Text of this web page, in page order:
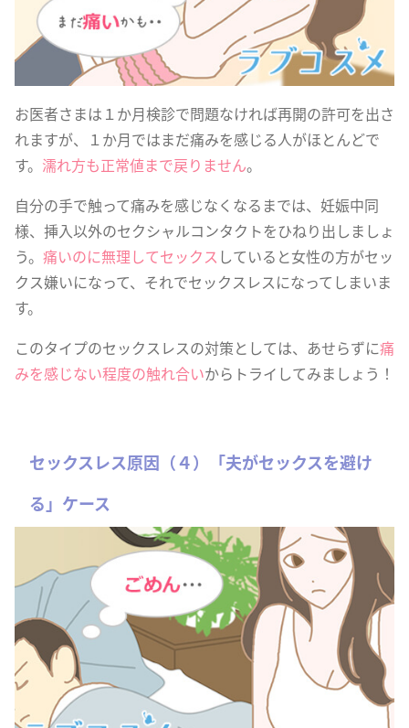
お医者さまは１か月検診で問題なければ再開の許可を出さ
れますが、１か月ではまだ痛みを感じる人がほとんどで
す。 濡れ方も正常値まで戻りません。
自分の手で触って痛みを感じなくなるまでは、妊娠中同
様、挿入以外のセクシャルコンタクトをひねり出しましょ
う。 痛いのに無理してセックス していると女性の方がセッ
クス嫌いになって、それでセックスレスになってしまいま
す。
このタイプのセックスレスの対策としては、あせらずに痛
みを感じない程度の触れ合いからトライしてみましょう！
セックスレス原因（４）「夫がセックスを避け
る」ケース